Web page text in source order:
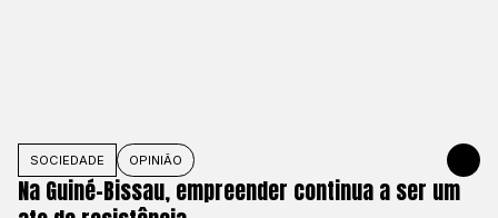
SOCIEDADE OPINIÃO JUNE 1,
Na Guiné-Bissau, empreender continua a ser um